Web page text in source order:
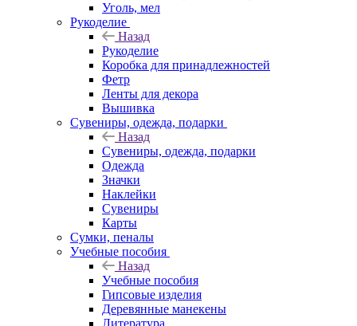
Уголь, мел
Рукоделие
Назад
Рукоделие
Коробка для принадлежностей
Фетр
Ленты для декора
Вышивка
Сувениры, одежда, подарки
Назад
Сувениры, одежда, подарки
Одежда
Значки
Наклейки
Сувениры
Карты
Сумки, пеналы
Учебные пособия
Назад
Учебные пособия
Гипсовые изделия
Деревянные манекены
Литература